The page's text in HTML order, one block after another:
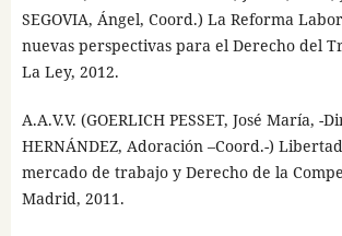
SEGOVIA, Ángel, Coord.) La Reforma
nuevas perspectivas para el Derecho del
La Ley, 2012.
A.A.V.V. (GOERLICH PESSET, José María, -
HERNÁNDEZ, Adoración –Coord.-)
mercado de trabajo y Derecho de la
Madrid, 2011.